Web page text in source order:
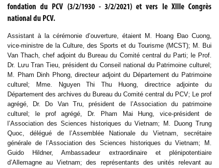
fondation du PCV (3/2/1930 - 3/2/2021) et vers le XIIIe Congrès
national du PCV.
Assistant à la cérémonie d’ouverture, étaient M. Hoang Đao Cuong,
vice-ministre de la Culture, des Sports et du Tourisme (MCST); M. Bui
Van Thach, chef adjoint du Bureau du Comité central du Parti; le Prof.
Dr. Lưu Tran Tieu, président du Conseil national du Patrimoine culturel;
M. Pham Dinh Phong, directeur adjoint du Département du Patrimoine
culturel; Mme. Nguyen Thi Thu Huong, directrice adjointe du
Département des archives du Bureau du Comité central du PCV; Le prof
agrégé, Dr. Do Van Tru, président de l’Association du patrimoine
culturel; le prof agrégé, Dr. Pham Mai Hung, vice-président de
l’Association des Sciences historiques du Vietnam; M. Duong Trung
Quoc, délégué de l’Assemblée Nationale du Vietnam, secrétaire
générale de l’Association des Sciences historiques du Vietnam; M.
Guido Hildner, Ambassadeur extraordinaire et plénipotentiaire
d’Allemagne au Vietnam; des représentants des unités relevant au